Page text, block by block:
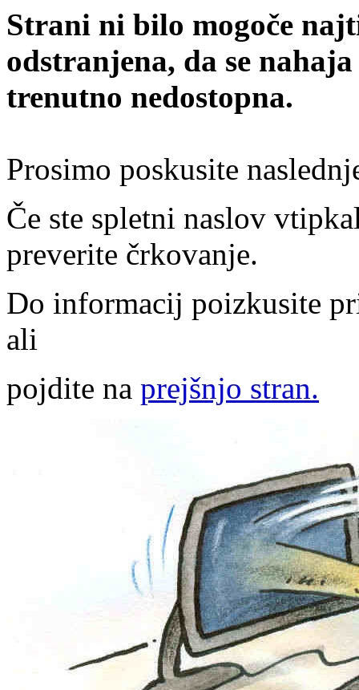
Strani ni bilo mogoče
odstranjena, da se
trenutno nedostopna.
Prosimo poskusite
Če ste spletni naslov
preverite črkovanje.
Do informacij poizkusite
ali
pojdite na prejšnjo stran.